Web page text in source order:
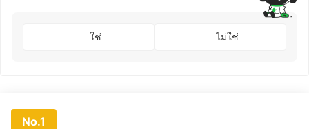
ใช่ ไม่ใช่
No.1